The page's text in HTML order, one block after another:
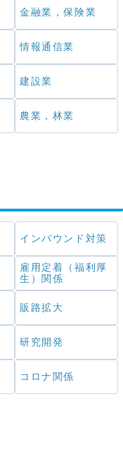
金融業，保険業
情報通信業
建設業
農業，林業
インバウンド対策
雇用定着（福利厚
生）関係
販路拡大
研究開発
コロナ関係